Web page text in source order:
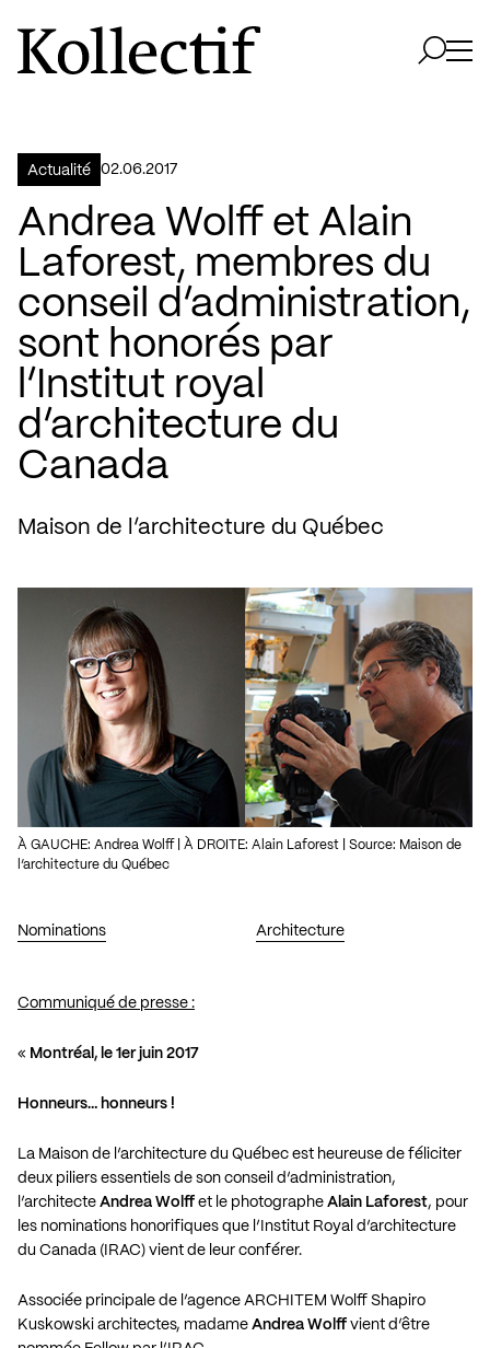
Aller à la page d'accueil
Logo Kollectif
Actualité 02.06.2017
Andrea Wolff et Alain
Laforest, membres du
conseil d’administration,
sont honorés par
l’Institut royal
d’architecture du
Canada
Maison de l’architecture du Québec
Nominations Architecture
À GAUCHE: Andrea Wolff | À DROITE: Alain Laforest | Source: Maison de
l’architecture du Québec
Communiqué de presse :
« Montréal, le 1er juin 2017
Honneurs… honneurs !
La Maison de l’architecture du Québec est heureuse de féliciter
deux piliers essentiels de son conseil d’administration,
l’architecte Andrea Wolff et le photographe Alain Laforest, pour
les nominations honorifiques que l’Institut Royal d’architecture
du Canada (IRAC) vient de leur conférer.
Associée principale de l’agence ARCHITEM Wolff Shapiro
Kuskowski architectes, madame Andrea Wolff vient d’être